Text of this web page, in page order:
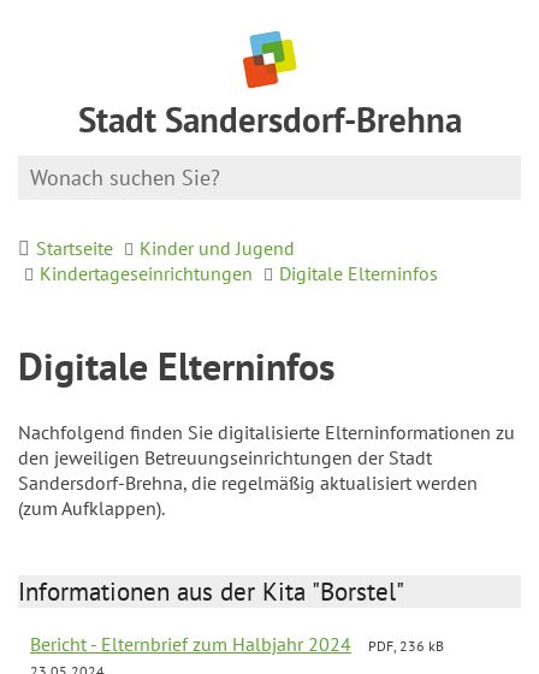
Stadt Sandersdorf-Brehna
Startseite
Kinder und Jugend
Kindertageseinrichtungen
Digitale Elterninfos
Digitale Elterninfos
Nachfolgend finden Sie digitalisierte Elterninformationen zu
den jeweiligen Betreuungseinrichtungen der Stadt
Sandersdorf-Brehna, die regelmäßig aktualisiert werden
(zum Aufklappen).
Informationen aus der Kita "Borstel"
Bericht - Elternbrief zum Halbjahr 2024
PDF, 236 kB